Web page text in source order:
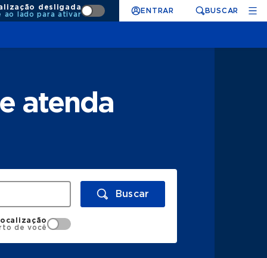
desligada
ao lado para ativar
ENTRAR BUSCAR
atenda
Buscar
de você